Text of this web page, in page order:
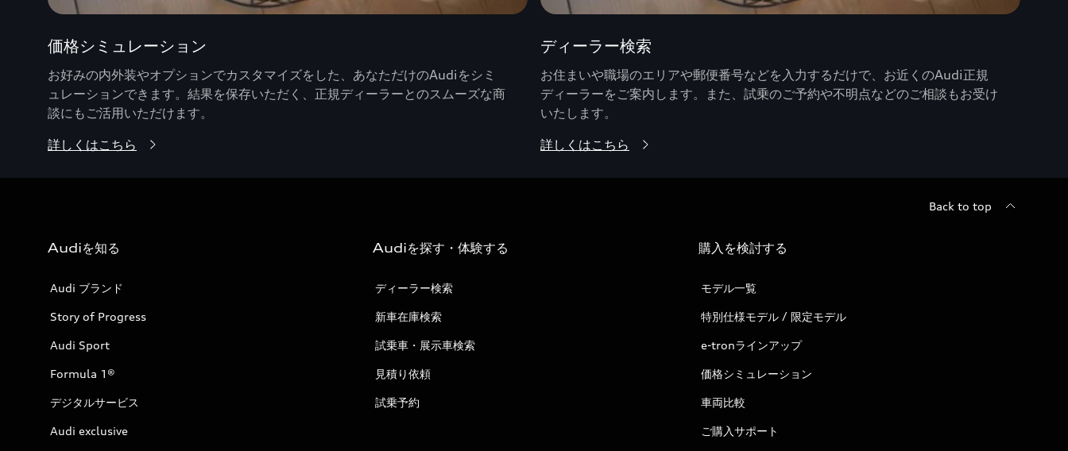
価格シミュレーション
お好みの内外装やオプションでカスタマイズをした、あなただけのAudiをシミ
ュレーションできます。結果を保存いただく、正規ディーラーとのスムーズな商
談にもご活用いただけます。
詳しくはこちら
ディーラー検索
お住まいや職場のエリアや郵便番号などを入力するだけで、お近くのAudi正規
ディーラーをご案内します。また、試乗のご予約や不明点などのご相談もお受け
いたします。
詳しくはこちら
Back to top
Audiを知る
Audi ブランド
Story of Progress
Audi Sport
Formula 1®
デジタルサービス
Audi exclusive
Audiを探す・体験する
ディーラー検索
新車在庫検索
試乗車・展示車検索
見積り依頼
試乗予約
購入を検討する
モデル一覧
特別仕様モデル / 限定モデル
e-tronラインアップ
価格シミュレーション
車両比較
ご購入サポート